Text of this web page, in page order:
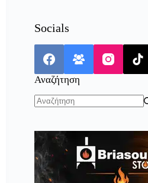
Socials
Αναζήτηση